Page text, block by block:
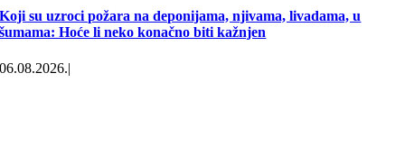
Koji su uzroci požara na deponijama, njivama, livadama, u
šumama: Hoće li neko konačno biti kažnjen
06.08.2026.|